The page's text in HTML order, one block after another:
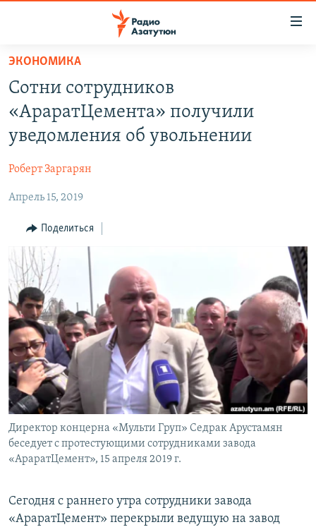
Перейти
основному
содержанию
Перейти
основной
навигации
Перейти
поиску
ПОЛИТИКА
ЭКОНОМИКА
РЕГИОН
НАГОРНЫЙ КАРАБАХ
КУЛЬТУРА
СПОРТ
АРХИВ
Հայերեն
English
Русский
Все сайты Радио Азатутюн
ЭКОНОМИКА
Сотни сотрудников
«АраратЦемента» получили
уведомления об увольнении
Роберт Заргарян
Апрель 15, 2019
Поделиться
Директор концерна «Мульти Груп» Седрак Арустамян
беседует с протестующими сотрудниками завода
«АраратЦемент», 15 апреля 2019 г.
Сегодня с раннего утра сотрудники завода
«АраратЦемент» перекрыли ведущую на завод